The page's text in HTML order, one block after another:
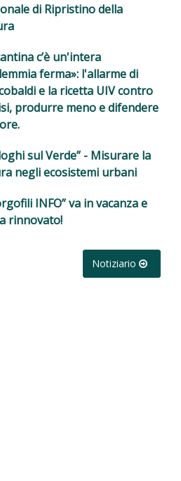
di Ripristino della
c’è un'intera
ferma»: l'allarme di
e la ricetta UIV contro
produrre meno e difendere
sul Verde” - Misurare la
negli ecosistemi urbani
INFO” va in vacanza e
rinnovato!
Notiziario